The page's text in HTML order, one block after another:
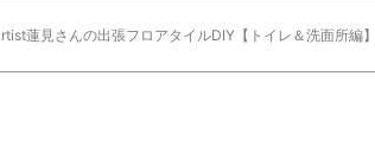
蓮見さんの出張フロアタイルDIY【トイレ＆洗面所編】